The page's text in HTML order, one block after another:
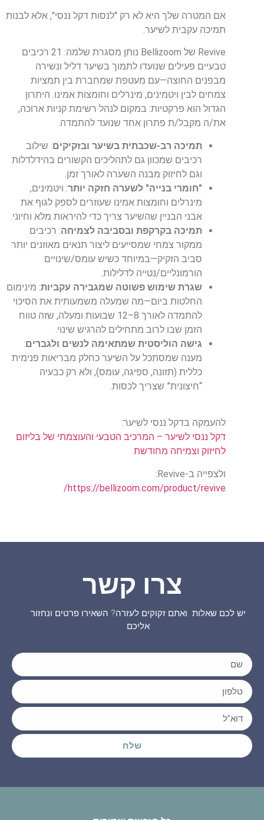
אם המטרה שלך היא לא רק "לנסות דקל ננסי", אלא לבנות
תמיכה עקבית לשיער.
Revive של נותן מסגרת שלמה:
21 רכיבים
טבעיים פעילים שנועדו לתמוך בשיער דליל ונשירה
מבפנים החוצה—עם מעטפת שמחברת בין תמציות
צמחים לבין ויטמינים, מינרלים וחומצות אמינו. היתרון
הגדול הוא פרקטיות: במקום לנהל רשימת קניות ארוכה,
את/ה מקבל/ת פתרון אחד שנועד להתמדה.
תמיכה רב-שכבתית בשיער ובזקיקים: שילוב
רכיבים שמכוון גם לתהליכים הקשורים בהידלדלות
וגם לחיזוק מבנה השערה לאורך זמן.
"חומרי בנייה" לשערה חזקה יותר: ויטמינים,
מינרלים וחומצות אמינו שעוזרים לספק לגוף את
אבני הבניין שהשיער צריך כדי להיראות מלא וחיוני.
תמיכה בקרקפת ובסביבה לצמיחה: רכיבים
ממקור צמחי שמסייעים ליצור תנאים מאוזנים יותר
סביב הזקיק—במיוחד כשיש עומס/שינויים
הורמונליים/נטייה לדלילות.
שגרת שימוש פשוטה שמגבירה עקביות: מינימום
החלטות ביום—מה שמעלה משמעותית את הסיכוי
להתמדה לאורך 8–12 שבועות ומעלה, שזה טווח
הזמן שבו לרוב מתחילים להרגיש שינוי.
גישה הוליסטית שמתאימה לנשים ולגברים:
מענה שמסתכל על השיער כחלק מבריאות פנימית
כללית (תזונה, ספיגה, עומס), ולא רק כבעיה
“חיצונית” שצריך לכסות.
להעמקה בדקל ננסי לשיער:
דקל ננסי לשיער – המרכיב הטבעי והעוצמתי של בליזום
לחיזוק וצמיחה מחודשת
ולצפייה ב-Revive:
https://bellizoom.com/product/revive/
צרו קשר
יש לכם שאלות ואתם זקוקים לעזרה? השאירו פרטים ונחזור
אליכם
שלח